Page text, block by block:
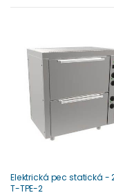
Elektrická pec statická -
T-TPE-2